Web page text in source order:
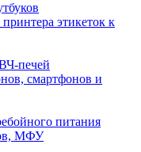
этикеток к
печей
смартфонов и
питания
МФУ